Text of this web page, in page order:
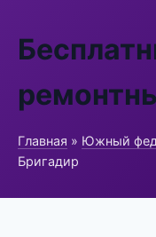
Главная » Южный
Бригадир